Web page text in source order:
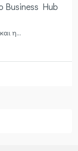
Business Hub
η...